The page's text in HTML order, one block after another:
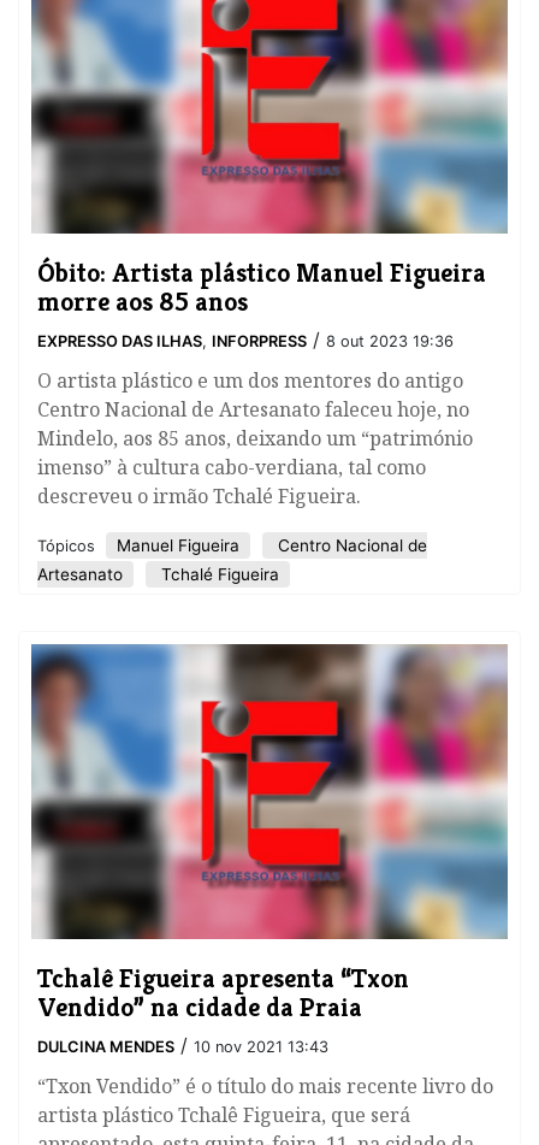
Óbito: Artista plástico Manuel Figueira
morre aos 85 anos
EXPRESSO DAS ILHAS, INFORPRESS / 8 out 2023 19:36
O artista plástico e um dos mentores do antigo
Centro Nacional de Artesanato faleceu hoje, no
Mindelo, aos 85 anos, deixando um “património
imenso” à cultura cabo-verdiana, tal como
descreveu o irmão Tchalé Figueira.
Tópicos Manuel Figueira
Centro Nacional de
Artesanato
Tchalé Figueira
Tchalê Figueira apresenta “Txon
Vendido” na cidade da Praia
DULCINA MENDES / 10 nov 2021 13:43
“Txon Vendido” é o título do mais recente livro do
artista plástico Tchalê Figueira, que será